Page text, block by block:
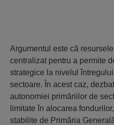
Argumentul este că
centralizat pentru a permite
strategice la nivelul
sectoare. În acest caz,
autonomiei primăriilor de
limitate în alocarea
stabilite de Primăria